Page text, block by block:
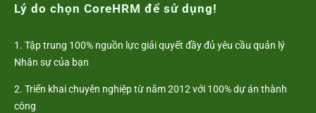
Lý do chọn CoreHRM để sử dụng!
1. Tập trung 100% nguồn lực giải quyết đầy đủ yêu cầu quản lý
Nhân sự của bạn
2. Triển khai chuyên nghiệp từ năm 2012 với 100% dự án thành
công